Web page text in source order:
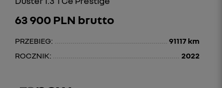
63 900 PLN brutto
PRZEBIEG:
91117 km
ROCZNIK:
2022